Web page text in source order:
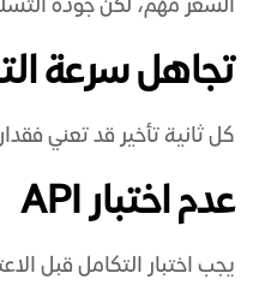
السعر مهم، لكن جودة
تجاهل سرعة
كل ثانية تأخير قد تعني
عدم اختبار API
يجب اختبار التكامل قبل